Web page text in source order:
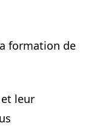
formation de
leur